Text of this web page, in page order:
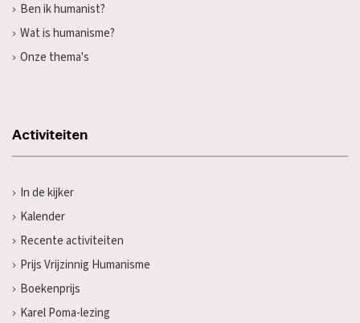
Ben ik humanist?
Wat is humanisme?
Onze thema's
Activiteiten
In de kijker
Kalender
Recente activiteiten
Prijs Vrijzinnig Humanisme
Boekenprijs
Karel Poma-lezing